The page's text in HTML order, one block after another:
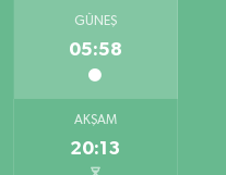
GÜNEŞ
05:58
AKŞAM
20:13